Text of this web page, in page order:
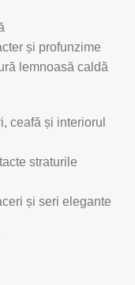
și profunzime
lemnoasă caldă
ceafă și interiorul
straturile
și seri elegante